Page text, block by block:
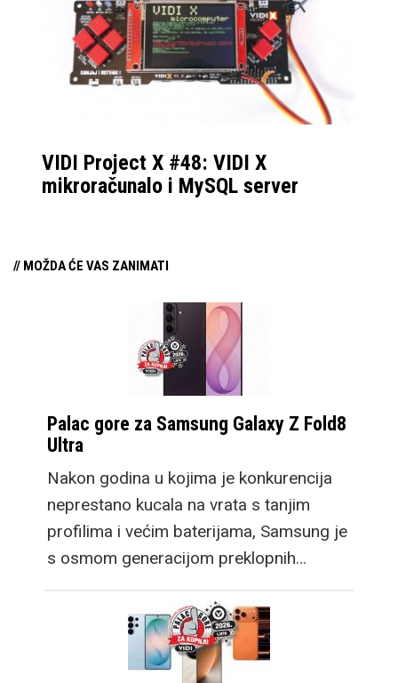
zanimljivu seriju iPhone
telefona, pa je ponuda
ovog Božića
raznovrsna!
vaših performansi uz
duuugu trajnost
baterije, pametni satovi
danas dolaze u svim
oblicima i izrađeni su od
materijala. Mi ih
redovito testiramo, pa
VIDI Project X #48: VIDI X
mikroračunalo i MySQL server
// MOŽDA ĆE VAS ZANIMATI
Palac gore za Samsung Galaxy Z Fold8
Ultra
Nakon godina u kojima je konkurencija
neprestano kucala na vrata s tanjim
profilima i većim baterijama, Samsung je
s osmom generacijom preklopnih…